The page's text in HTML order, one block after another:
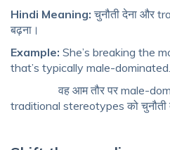
Hindi Meaning: चुनौती देना और
बढ़ना।
Example: She’s breaking the
that’s typically male-dominated.
वह आम तौर पर male-
traditional stereotypes को चुनौती